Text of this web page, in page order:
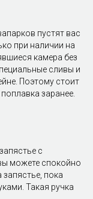
пустят вас
при наличии на
камера без
сливы и
Поэтому стоит
заранее.
с
можете спокойно
пока
Такая ручка